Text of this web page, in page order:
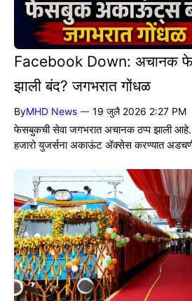
Facebook Down: अचानक
झाली बंद? जगभरात गोंधळ
ByMHD News — 19 जुलै 2026 2:27 PM
फेसबुकची सेवा जगभरात अचानक ठप्प झाली
हजारो युजर्सना अकाऊंट ॲक्सेस करण्यात